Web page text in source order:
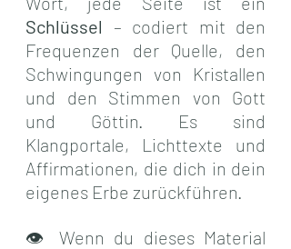
Schlüssel – codiert mit den
Frequenzen der Quelle, den
Schwingungen von Kristallen
und den Stimmen von Gott
und Göttin. Es sind
Klangportale, Lichttexte und
Affirmationen, die dich in dein
eigenes Erbe zurückführen.
👁 Wenn du dieses Material